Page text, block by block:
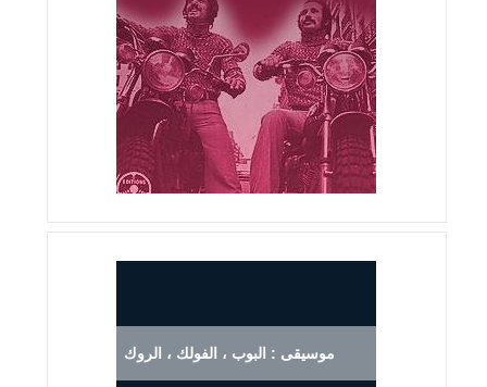
موسيقى : البوب ، الفولك ، الروك